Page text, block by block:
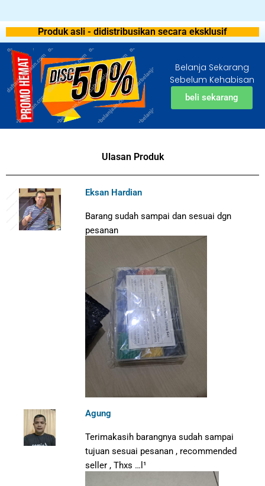
Produk asli - didistribusikan secara eksklusif
Belanja Sekarang
Sebelum Kehabisan
beli sekarang
Ulasan Produk
Eksan Hardian
Barang sudah sampai dan sesuai dgn
pesanan
Agung
Terimakasih barangnya sudah sampai
tujuan sesuai pesanan , recommended
seller , Thxs …l¹